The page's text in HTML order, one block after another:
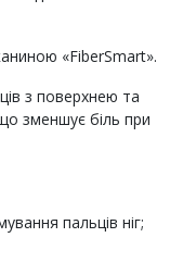
«FiberSmart».
з поверхнею та
зменшує біль при
пальців ніг;